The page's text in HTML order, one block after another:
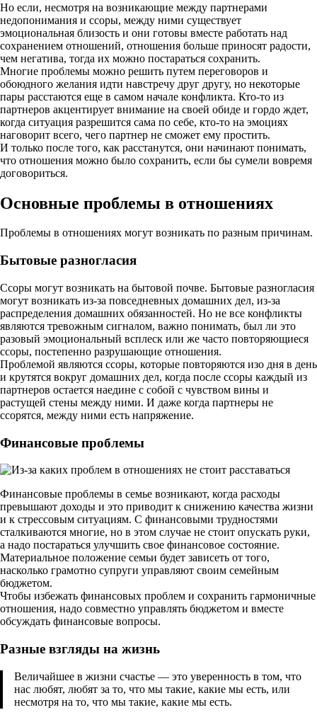
Но если, несмотря на возникающие между партнерами
недопонимания и ссоры, между ними существует
эмоциональная близость и они готовы вместе работать над
сохранением отношений, отношения больше приносят радости,
чем негатива, тогда их можно постараться сохранить.
Многие проблемы можно решить путем переговоров и
обоюдного желания идти навстречу друг другу, но некоторые
пары расстаются еще в самом начале конфликта. Кто-то из
партнеров акцентирует внимание на своей обиде и гордо ждет,
когда ситуация разрешится сама по себе, кто-то на эмоциях
наговорит всего, чего партнер не сможет ему простить.
И только после того, как расстанутся, они начинают понимать,
что отношения можно было сохранить, если бы сумели вовремя
договориться.
Основные проблемы в отношениях
Проблемы в отношениях могут возникать по разным причинам.
Бытовые разногласия
Ссоры могут возникать на бытовой почве. Бытовые разногласия
могут возникать из-за повседневных домашних дел, из-за
распределения домашних обязанностей. Но не все конфликты
являются тревожным сигналом, важно понимать, был ли это
разовый эмоциональный всплеск или же часто повторяющиеся
ссоры, постепенно разрушающие отношения.
Проблемой являются ссоры, которые повторяются изо дня в день
и крутятся вокруг домашних дел, когда после ссоры каждый из
партнеров остается наедине с собой с чувством вины и
растущей стены между ними. И даже когда партнеры не
ссорятся, между ними есть напряжение.
Финансовые проблемы
Финансовые проблемы в семье возникают, когда расходы
превышают доходы и это приводит к снижению качества жизни
и к стрессовым ситуациям. С финансовыми трудностями
сталкиваются многие, но в этом случае не стоит опускать руки,
а надо постараться улучшить свое финансовое состояние.
Материальное положение семьи будет зависеть от того,
насколько грамотно супруги управляют своим семейным
бюджетом.
Чтобы избежать финансовых проблем и сохранить гармоничные
отношения, надо совместно управлять бюджетом и вместе
обсуждать финансовые вопросы.
Разные взгляды на жизнь
Величайшее в жизни счастье — это уверенность в том, что
нас любят, любят за то, что мы такие, какие мы есть, или
несмотря на то, что мы такие, какие мы есть.